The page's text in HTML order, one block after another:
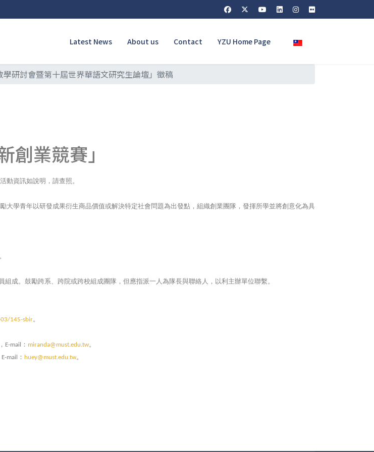
Latest News About us Contact YZU Home Page Select your language
研討會暨第十屆世界華語文研究生論壇」徵稿
業競賽」
動資訊如說明，請查照。
大學青年以研發成果衍生商品價值或解決特定社會問題為出發點，組織創業團隊，發揮所學並將創意化為具
組成。鼓勵跨系、跨院或跨校組成團隊，但應指派一人為隊長與聯絡人，以利主辦單位聯繫。
145-sbir。
， E-mail ： miranda@must.edu.tw。
E-mail ： huey@must.edu.tw。